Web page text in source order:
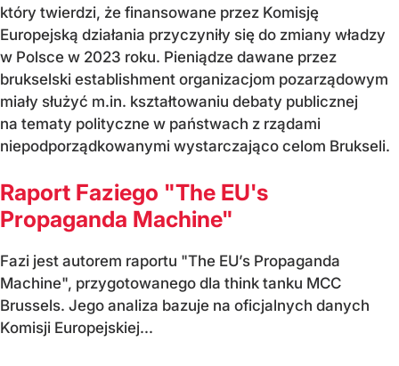
który twierdzi, że finansowane przez Komisję
Europejską działania przyczyniły się do zmiany władzy
w Polsce w 2023 roku. Pieniądze dawane przez
brukselski establishment organizacjom pozarządowym
miały służyć m.in. kształtowaniu debaty publicznej
na tematy polityczne w państwach z rządami
niepodporządkowanymi wystarczająco celom Brukseli.
Raport Faziego "The EU's
Propaganda Machine"
Fazi jest autorem raportu "The EU’s Propaganda
Machine", przygotowanego dla think tanku MCC
Brussels. Jego analiza bazuje na oficjalnych danych
Komisji Europejskiej...